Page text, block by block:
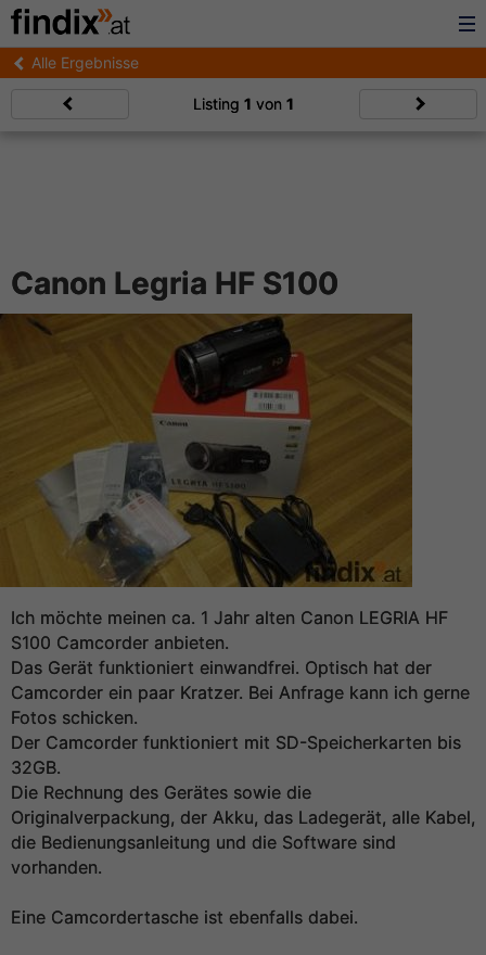
Alle Ergebnisse
Listing 1 von 1
Canon Legria HF S100
Ich möchte meinen ca. 1 Jahr alten Canon LEGRIA HF
S100 Camcorder anbieten.
Das Gerät funktioniert einwandfrei. Optisch hat der
Camcorder ein paar Kratzer. Bei Anfrage kann ich gerne
Fotos schicken.
Der Camcorder funktioniert mit SD-Speicherkarten bis
32GB.
Die Rechnung des Gerätes sowie die
Originalverpackung, der Akku, das Ladegerät, alle Kabel,
die Bedienungsanleitung und die Software sind
vorhanden.
Eine Camcordertasche ist ebenfalls dabei.